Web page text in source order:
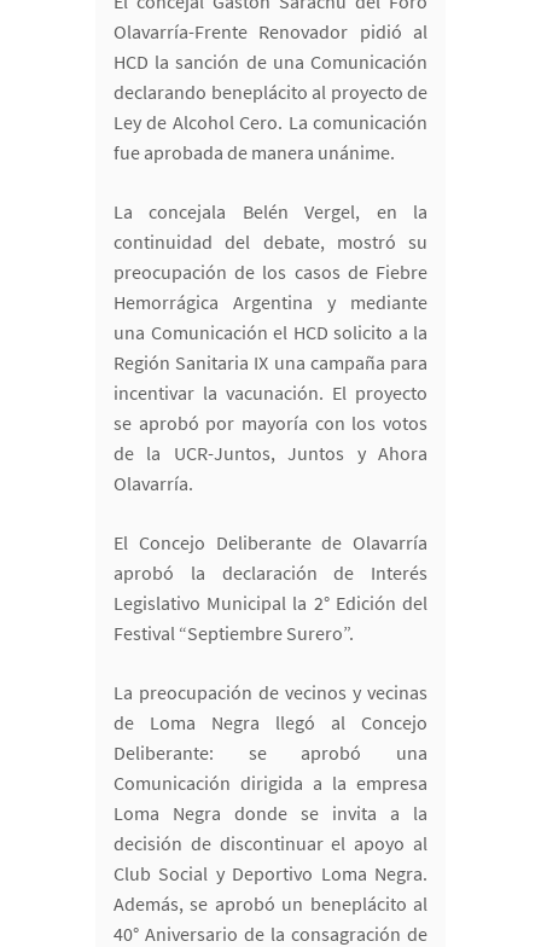
Olavarría-Frente Renovador pidió al
HCD la sanción de una Comunicación
declarando beneplácito al proyecto de
Ley de Alcohol Cero. La comunicación
fue aprobada de manera unánime.
La concejala Belén Vergel, en la
continuidad del debate, mostró su
preocupación de los casos de Fiebre
Hemorrágica Argentina y mediante
una Comunicación el HCD solicito a la
Región Sanitaria IX una campaña para
incentivar la vacunación. El proyecto
se aprobó por mayoría con los votos
de la UCR-Juntos, Juntos y Ahora
Olavarría.
El Concejo Deliberante de Olavarría
aprobó la declaración de Interés
Legislativo Municipal la 2° Edición del
Festival “Septiembre Surero”.
La preocupación de vecinos y vecinas
de Loma Negra llegó al Concejo
Deliberante: se aprobó una
Comunicación dirigida a la empresa
Loma Negra donde se invita a la
decisión de discontinuar el apoyo al
Club Social y Deportivo Loma Negra.
Además, se aprobó un beneplácito al
40° Aniversario de la consagración de